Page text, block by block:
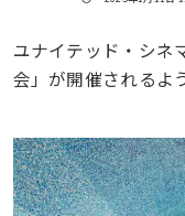
ユナイテッド・シネ
会」が開催されるよ